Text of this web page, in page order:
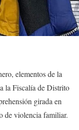
elementos de la
la Fiscalía de Distrito
girada en
de violencia familiar.